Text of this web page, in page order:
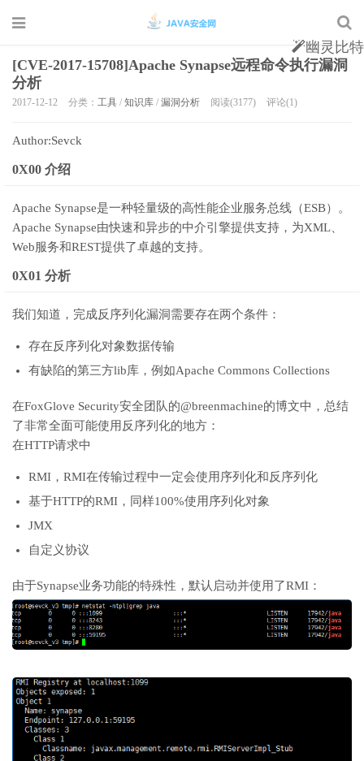
幽灵比特
[CVE-2017-15708]Apache Synapse远程命令执行漏洞
分析
2017-12-12 分类： 工具 / 知识库 / 漏洞分析 阅读(3177) 评论(1)
Author:Sevck
0X00 介绍
Apache Synapse是一种轻量级的高性能企业服务总线（ESB）。
Apache Synapse由快速和异步的中介引擎提供支持，为XML、
Web服务和REST提供了卓越的支持。
0X01 分析
我们知道，完成反序列化漏洞需要存在两个条件：
存在反序列化对象数据传输
有缺陷的第三方lib库，例如Apache Commons Collections
在FoxGlove Security安全团队的@breenmachine的博文中，总结
了非常全面可能使用反序列化的地方：
在HTTP请求中
RMI，RMI在传输过程中一定会使用序列化和反序列化
基于HTTP的RMI，同样100%使用序列化对象
JMX
自定义协议
由于Synapse业务功能的特殊性，默认启动并使用了RMI：